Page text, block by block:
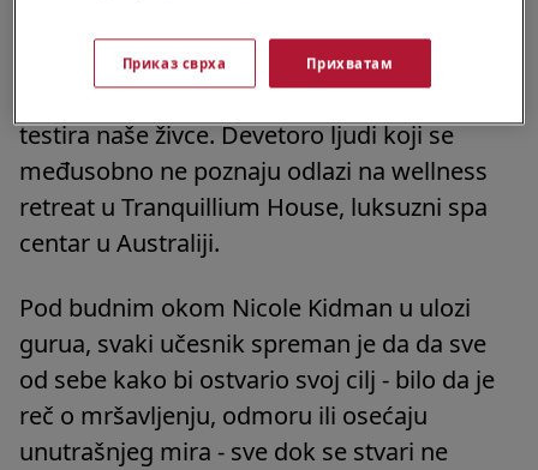
Sa atmosferom teškom poput vrelog letnjeg
dana, serija Nine Perfect Strangers ozbiljno
testira naše živce. Devetoro ljudi koji se
međusobno ne poznaju odlazi na wellness
retreat u Tranquillium House, luksuzni spa
centar u Australiji.
Pod budnim okom Nicole Kidman u ulozi
gurua, svaki učesnik spreman je da da sve
od sebe kako bi ostvario svoj cilj - bilo da je
reč o mršavljenju, odmoru ili osećaju
unutrašnjeg mira - sve dok se stvari ne
Приказ сврха Прихватам